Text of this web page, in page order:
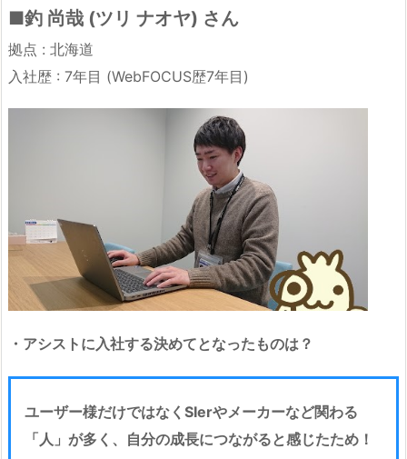
■釣 尚哉 (ツリ ナオヤ) さん
拠点 : 北海道
入社歴 : 7年目 (WebFOCUS歴7年目)
・アシストに入社する決めてとなったものは？
ユーザー様だけではなくSIerやメーカーなど関わる
「人」が多く、自分の成長につながると感じたため！